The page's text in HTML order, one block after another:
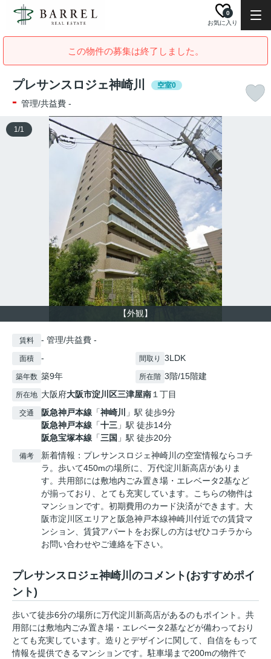
お気に入り
0
この物件の募集は終了しました。
プレサンスロジェ神崎川 空室0
- 管理/共益費 -
【外観】
1/1
賃料 - 管理/共益費 -
面積 - 間取り 3LDK
築年数 築9年 所在階 3階/15階建
所在地 大阪府大阪市淀川区三津屋南１丁目
交通 阪急神戸本線 「神崎川
」駅 徒歩9分
阪急神戸本線 「十三 」駅 徒歩14分
阪急宝塚本線 「三国 」駅 徒歩20分
備考
新着情報：プレサンスロジェ神崎川の空室情報ならコチ
ラ。歩いて450mの場所に、万代淀川新高店がありま
す。共用部には敷地内ごみ置き場・エレベータ2基など
が揃っており、とても充実しています。こちらの物件は
マンションです。初期費用のカード決済ができます。大
阪市淀川区エリアと阪急神戸本線神崎川付近での賃貸マ
ンション、賃貸アパートをお探しの方はぜひコチラから
お問い合わせやご連絡を下さい。
プレサンスロジェ神崎川のコメント(おすすめポイ
ント)
歩いて徒歩6分の場所に万代淀川新高店があるのもポイント。共
用部には敷地内ごみ置き場・エレベータ2基などが備わっており
とても充実しています。造りとデザインに関して、自信をもって
情報を提供できるマンションです。駐車場まで200mの物件で